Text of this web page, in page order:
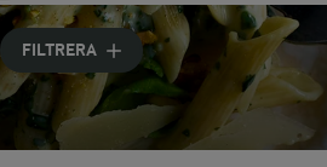
Skriv in sökord för att få förslag
FILTRERA